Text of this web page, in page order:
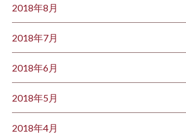
2018年8月
2018年7月
2018年6月
2018年5月
2018年4月